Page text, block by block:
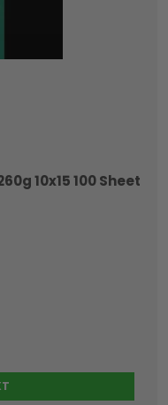
10x15 100 Sheet